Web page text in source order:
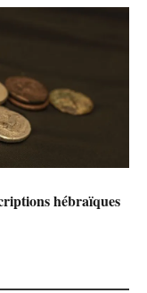
hébraïques